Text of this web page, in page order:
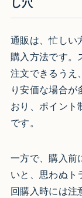
通販は、忙しい
購入方法です。
注文できるうえ
り安価な場合が
おり、ポイント
です。
一方で、購入前
いと、思わぬト
回購入時には注